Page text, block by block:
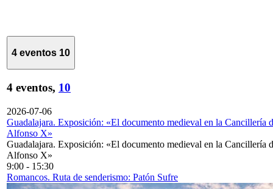
4 eventos 10
4 eventos, 10
2026-07-06
Guadalajara. Exposición: «El documento medieval en la Cancillería
Alfonso X»
Guadalajara. Exposición: «El documento medieval en la Cancillería
Alfonso X»
9:00 - 15:30
Romancos. Ruta de senderismo: Patón Sufre